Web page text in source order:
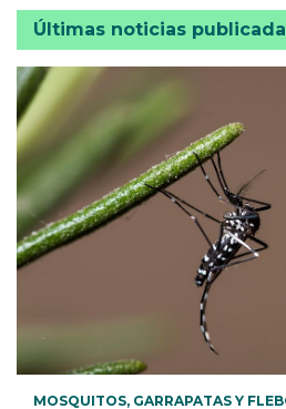
Últimas noticias
MOSQUITOS, GARRAPATAS Y